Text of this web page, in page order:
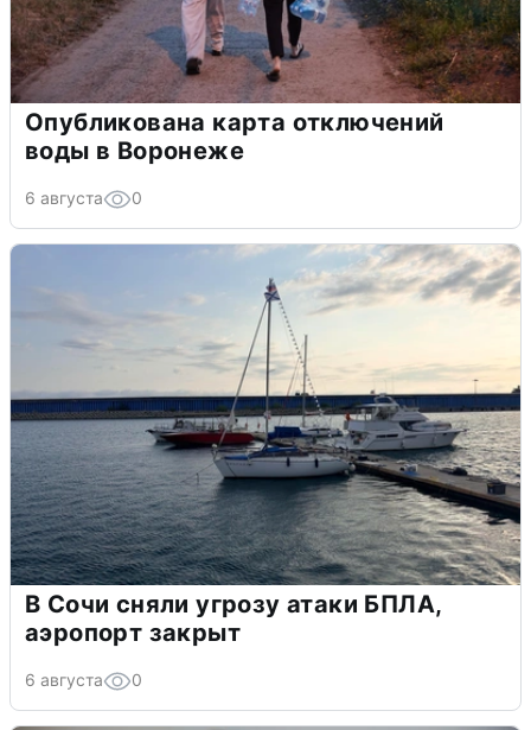
Опубликована карта отключений
воды в Воронеже
6 августа 0
В Сочи сняли угрозу атаки БПЛА,
аэропорт закрыт
6 августа 0